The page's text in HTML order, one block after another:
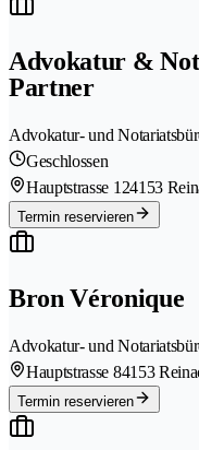
Advokatur &
Partner
Advokatur- und
Geschlossen
Hauptstrasse 124153
Termin reservieren
Bron Véronique
Advokatur- und
Hauptstrasse 84153
Termin reservieren